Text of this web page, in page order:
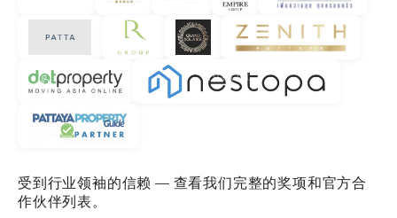
受到行业领袖的信赖 — 查看我们完整的奖项和官方合
作伙伴列表。